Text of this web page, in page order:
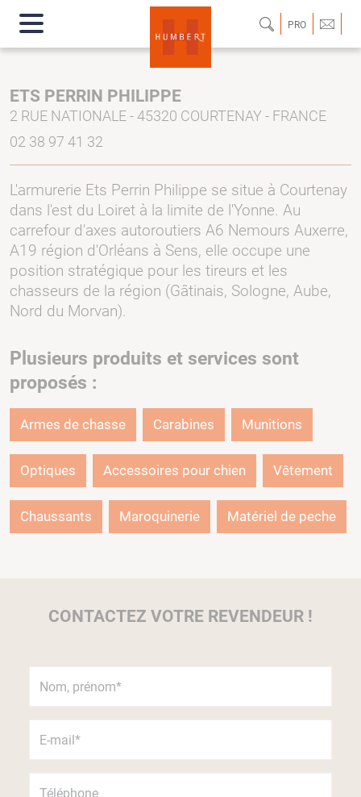
PRO
ETS PERRIN PHILIPPE
2 RUE NATIONALE - 45320 COURTENAY - FRANCE
02 38 97 41 32
L'armurerie Ets Perrin Philippe se situe à Courtenay
dans l'est du Loiret à la limite de l'Yonne. Au
carrefour d'axes autoroutiers A6 Nemours Auxerre,
A19 région d'Orléans à Sens, elle occupe une
position stratégique pour les tireurs et les
chasseurs de la région (Gâtinais, Sologne, Aube,
Nord du Morvan).
Plusieurs produits et services sont
proposés :
Armes de chasse Carabines Munitions
Optiques Accessoires pour chien Vêtement
Chaussants Maroquinerie Matériel de peche
CONTACTEZ VOTRE REVENDEUR !